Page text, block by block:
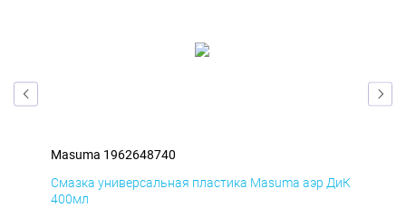
Masuma 1962648740
Смазка универсальная пластика Masuma аэр ДиК
400мл